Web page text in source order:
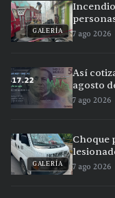
GALERÍA 7 ago 2026
Así
agosto
7 ago 2026
GALERÍA
Choque
7 ago 2026